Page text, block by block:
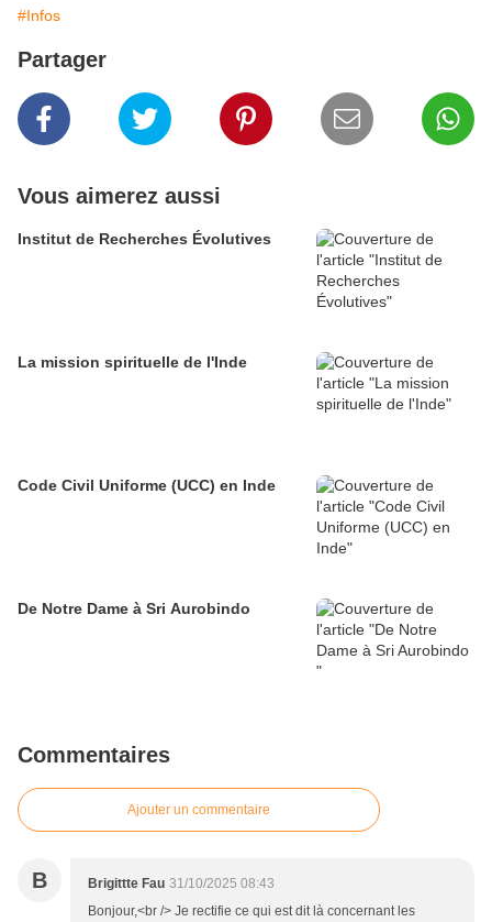
#Infos
Partager
Vous aimerez aussi
Institut de Recherches Évolutives
La mission spirituelle de l'Inde
Code Civil Uniforme (UCC) en Inde
De Notre Dame à Sri Aurobindo
Commentaires
Ajouter un commentaire
B Brigittte Fau 31/10/2025 08:43
Bonjour,<br /> Je rectifie ce qui est dit là concernant les